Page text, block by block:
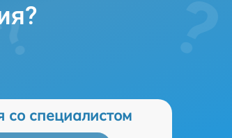
со специалистом